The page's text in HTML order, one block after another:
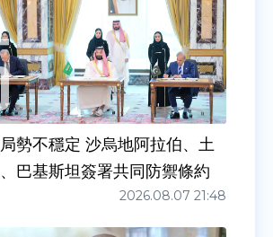
勢不穩定 沙烏地阿拉伯、土
巴基斯坦簽署共同防禦條約
2026.08.07 21:48